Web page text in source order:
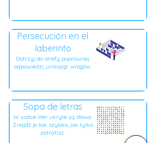
Persecución en el
laberinto
Dotrzyj do strefy poprawnej
odpowiedzi, unikając wrogów.
Sopa de letras
W siatce liter ukryte są słowa.
Znajdź je tak szybko, jak tylko
potrafisz.